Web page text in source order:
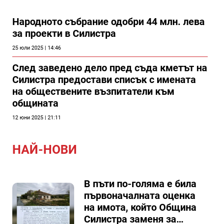
Народното събрание одобри 44 млн. лева
за проекти в Силистра
25 юли 2025 | 14:46
След заведено дело пред съда кметът на
Силистра предостави списък с имената
на обществените възпитатели към
общината
12 юни 2025 | 21:11
НАЙ-НОВИ
В пъти по-голяма е била
първоначалната оценка
на имота, който Община
Силистра заменя за